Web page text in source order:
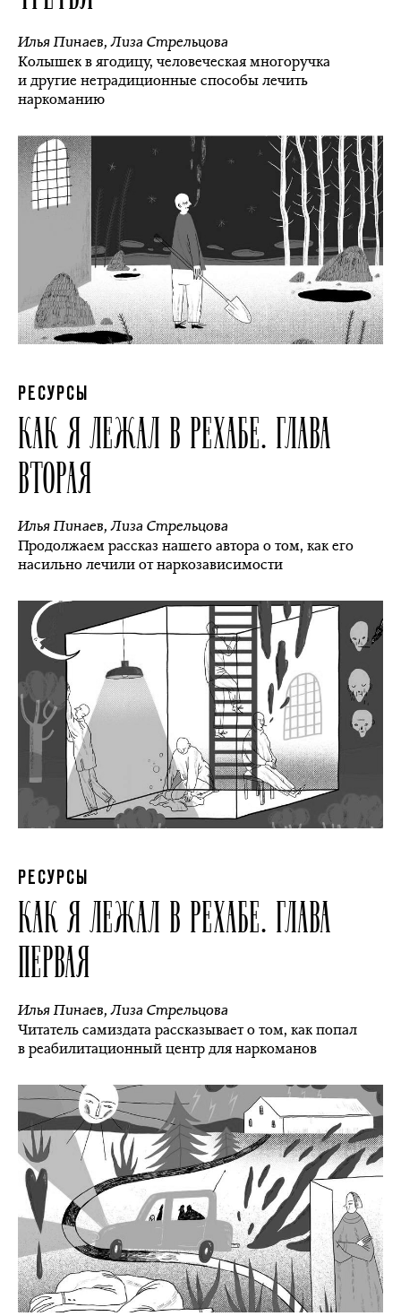
Илья Пинаев,Лиза Стрельцова
Колышек в ягодицу, человеческая многоручка
и другие нетрадиционные способы лечить
наркоманию
РЕСУРСЫ
КАК Я ЛЕЖАЛ В РЕХАБЕ. ГЛАВА
ВТОРАЯ
Илья Пинаев,Лиза Стрельцова
Продолжаем рассказ нашего автора о том, как его
насильно лечили от наркозависимости
РЕСУРСЫ
КАК Я ЛЕЖАЛ В РЕХАБЕ. ГЛАВА
ПЕРВАЯ
Илья Пинаев,Лиза Стрельцова
Читатель самиздата рассказывает о том, как попал
в реабилитационный центр для наркоманов